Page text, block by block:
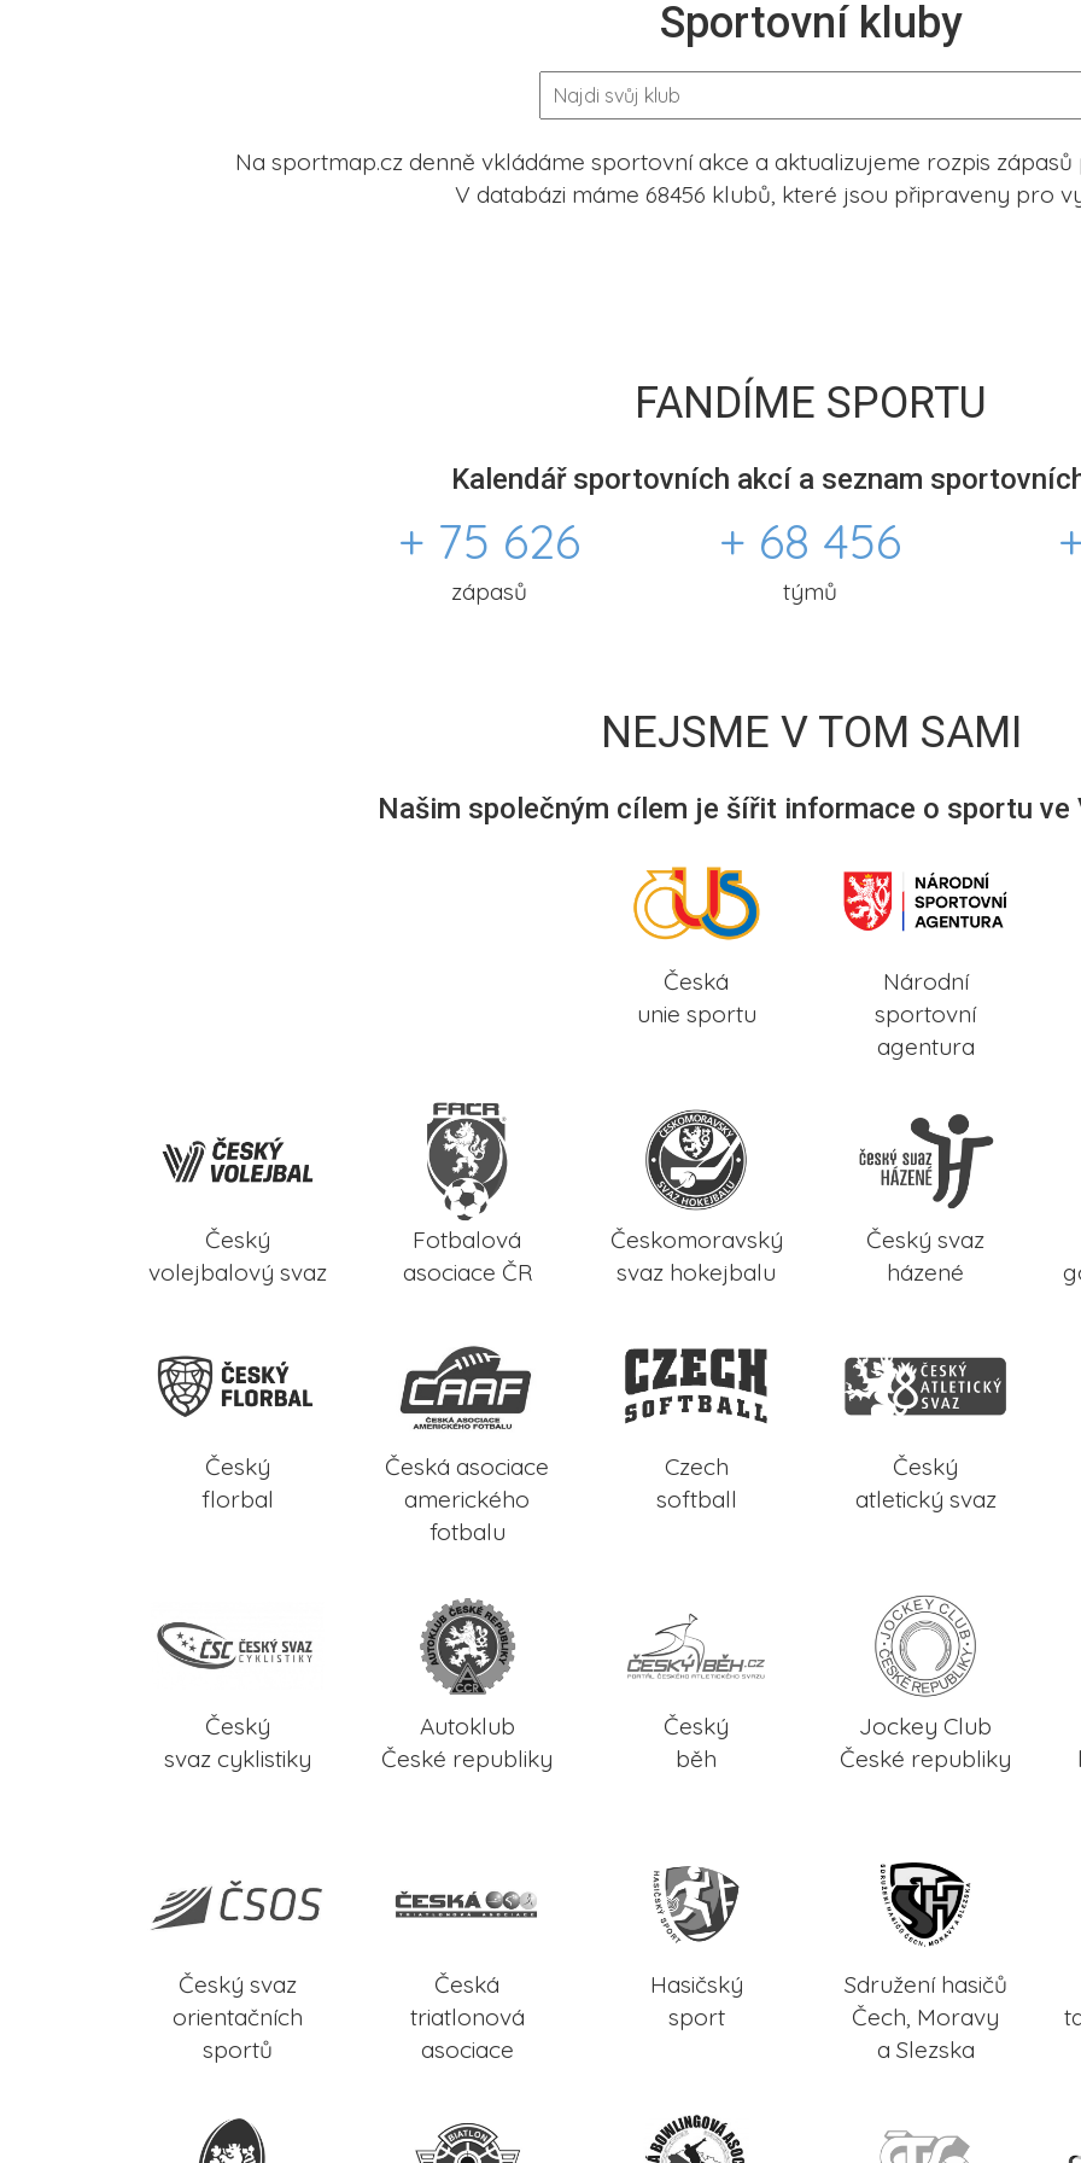
Sportovní kluby
Na sportmap.cz denně vkládáme sportovní akce a aktualizujeme rozpis
V databázi máme 68456 klubů, které jsou připraveny pro
FANDÍME SPORTU
Kalendář sportovních akcí a seznam
+ 75 626
zápasů
+ 68 456
týmů
NEJSME V TOM SAMI
Našim společným cílem je šířit informace o sportu ve
Česká
unie sportu
Národní
sportovní
agentura
Český
volejbalový svaz
Fotbalová
asociace ČR
Českomoravský
svaz hokejbalu
Český svaz
házené
Český
florbal
Česká asociace
amerického
fotbalu
Czech
softball
Český
atletický svaz
Český
svaz cyklistiky
Autoklub
České republiky
Český
běh
Jockey Club
České republiky
Český svaz
orientačních
sportů
Česká
triatlonová
asociace
Hasičský
sport
Sdružení hasičů
Čech, Moravy
a Slezska